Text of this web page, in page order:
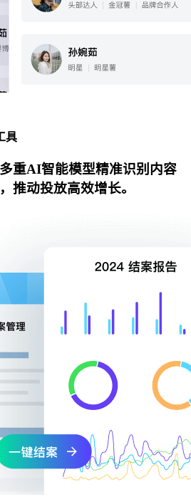
具
重AI智能模型精准识别内容
推动投放高效增长。